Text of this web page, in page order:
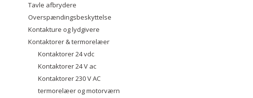
Tavle afbrydere
Overspændingsbeskyttelse
Kontakture og lydgivere
Kontaktorer & termorelæer
Kontaktorer 24 vdc
Kontaktorer 24 V ac
Kontaktorer 230 V AC
termorelæer og motorværn